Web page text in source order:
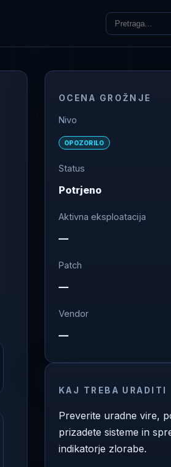
OCENA GROŽNJE
Nivo
OPOZORILO
Status
Potrjeno
Aktivna eksploatacija
—
Patch
—
Vendor
—
KAJ TREBA URADITI
Preverite uradne vire,
prizadete sisteme in
indikatorje zlorabe.